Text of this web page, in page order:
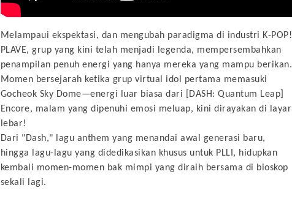
Melampaui ekspektasi, dan mengubah paradigma di industri K-POP!
PLAVE, grup yang kini telah menjadi legenda, mempersembahkan
penampilan penuh energi yang hanya mereka yang mampu berikan.
Momen bersejarah ketika grup virtual idol pertama memasuki
Gocheok Sky Dome—energi luar biasa dari [DASH: Quantum Leap]
Encore, malam yang dipenuhi emosi meluap, kini dirayakan di layar
lebar!
Dari "Dash," lagu anthem yang menandai awal generasi baru,
hingga lagu-lagu yang didedikasikan khusus untuk PLLI, hidupkan
kembali momen-momen bak mimpi yang diraih bersama di bioskop
sekali lagi.